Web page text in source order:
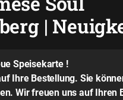
|
!
Ihre Bestellung. Sie
. Wir freuen uns auf Ihren